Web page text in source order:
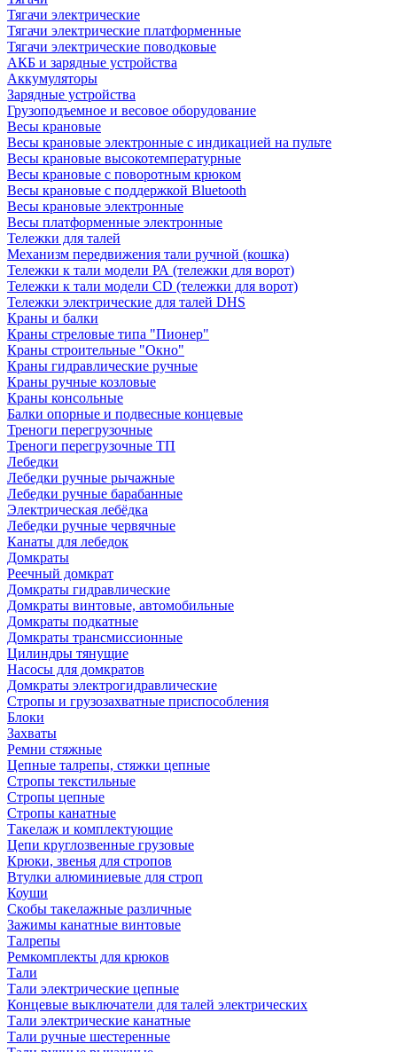
Тягачи электрические
Тягачи электрические платформенные
Тягачи электрические поводковые
АКБ и зарядные устройства
Аккумуляторы
Зарядные устройства
Грузоподъемное и весовое оборудование
Весы крановые
Весы крановые электронные с индикацией на пульте
Весы крановые высокотемпературные
Весы крановые с поворотным крюком
Весы крановые с поддержкой Bluetooth
Весы крановые электронные
Весы платформенные электронные
Тележки для талей
Механизм передвижения тали ручной (кошка)
Тележки к тали модели РА (тележки для ворот)
Тележки к тали модели CD (тележки для ворот)
Тележки электрические для талей DHS
Краны и балки
Краны стреловые типа "Пионер"
Краны строительные "Окно"
Краны гидравлические ручные
Краны ручные козловые
Краны консольные
Балки опорные и подвесные концевые
Треноги перегрузочные
Треноги перегрузочные ТП
Лебедки
Лебедки ручные рычажные
Лебедки ручные барабанные
Электрическая лебёдка
Лебедки ручные червячные
Канаты для лебедок
Домкраты
Реечный домкрат
Домкраты гидравлические
Домкраты винтовые, автомобильные
Домкраты подкатные
Домкраты трансмиссионные
Цилиндры тянущие
Насосы для домкратов
Домкраты электрогидравлические
Стропы и грузозахватные приспособления
Блоки
Захваты
Ремни стяжные
Цепные талрепы, стяжки цепные
Стропы текстильные
Стропы цепные
Стропы канатные
Такелаж и комплектующие
Цепи круглозвенные грузовые
Крюки, звенья для стропов
Втулки алюминиевые для строп
Коуши
Скобы такелажные различные
Зажимы канатные винтовые
Талрепы
Ремкомплекты для крюков
Тали
Тали электрические цепные
Концевые выключатели для талей электрических
Тали электрические канатные
Тали ручные шестеренные